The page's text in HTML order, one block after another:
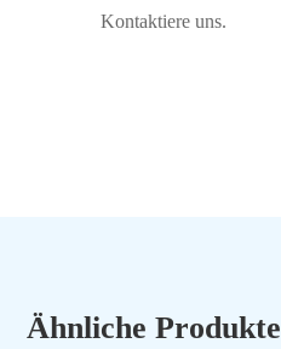
Kontaktiere uns.
Ähnliche Produkte